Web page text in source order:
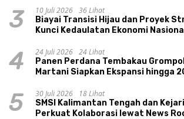
3 10 Juli 2026 36 Lihat
Biayai Transisi Hijau dan Proyek
Kunci Kedaulatan Ekonomi Nasional
4 24 Juli 2026 24 Lihat
Panen Perdana Tembakau
Martani Siapkan Ekspansi hingga
5 30 Juli 2026
18 Lihat
SMSI Kalimantan Tengah dan
Perkuat Kolaborasi lewat News